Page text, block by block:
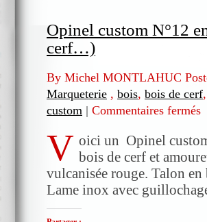
Opinel custom N°12
cerf…)
By Michel MONTLAHUC
Marqueterie , bois, bois de cerf
custom | Commentaires fermés
V oici un Opinel
bois de cerf et
vulcanisée rouge. Talon
Lame inox avec